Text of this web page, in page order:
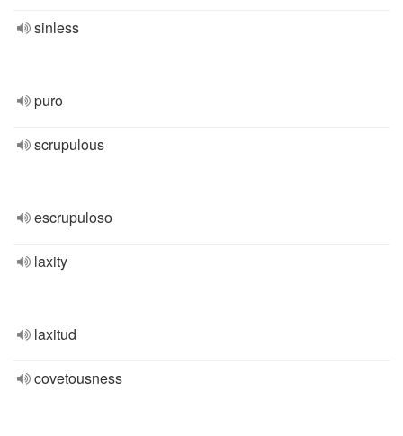
sinless
puro
scrupulous
escrupuloso
laxity
laxitud
covetousness